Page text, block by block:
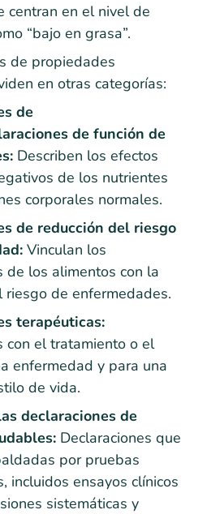
centran en el nivel de
“bajo en grasa”.
de propiedades
en otras categorías:
de
de función de
Describen los efectos
de los nutrientes
corporales normales.
de reducción del riesgo
Vinculan los
de los alimentos con la
riesgo de enfermedades.
terapéuticas:
con el tratamiento o el
enfermedad y para una
de vida.
declaraciones de
Declaraciones que
por pruebas
incluidos ensayos clínicos
sistemáticas y